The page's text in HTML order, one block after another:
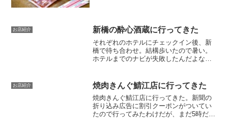
しい。知らんけ...
お店紹介 新橋の酔心酒蔵に行ってきた
それぞれのホテルにチェックイン後、新
橋で待ち合わせ。結構歩いたので暑い。
ホテルまでのナビが失敗したんだよな。
つくはずが20分ぐらいかかってしまっ
た。みんなはすでに待っ...
お店紹介 焼肉きんぐ鯖江店に行ってきた
焼肉きんぐ鯖江店に行ってきた。新聞の
折り込み広告に割引クーポンがついてい
たので行ってみたわけだが、まだ5時だと